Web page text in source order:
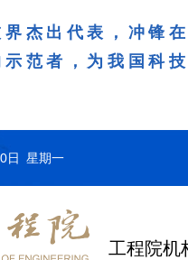
杰出代表，冲锋
范者，为我国科
日 星期一
工程院机